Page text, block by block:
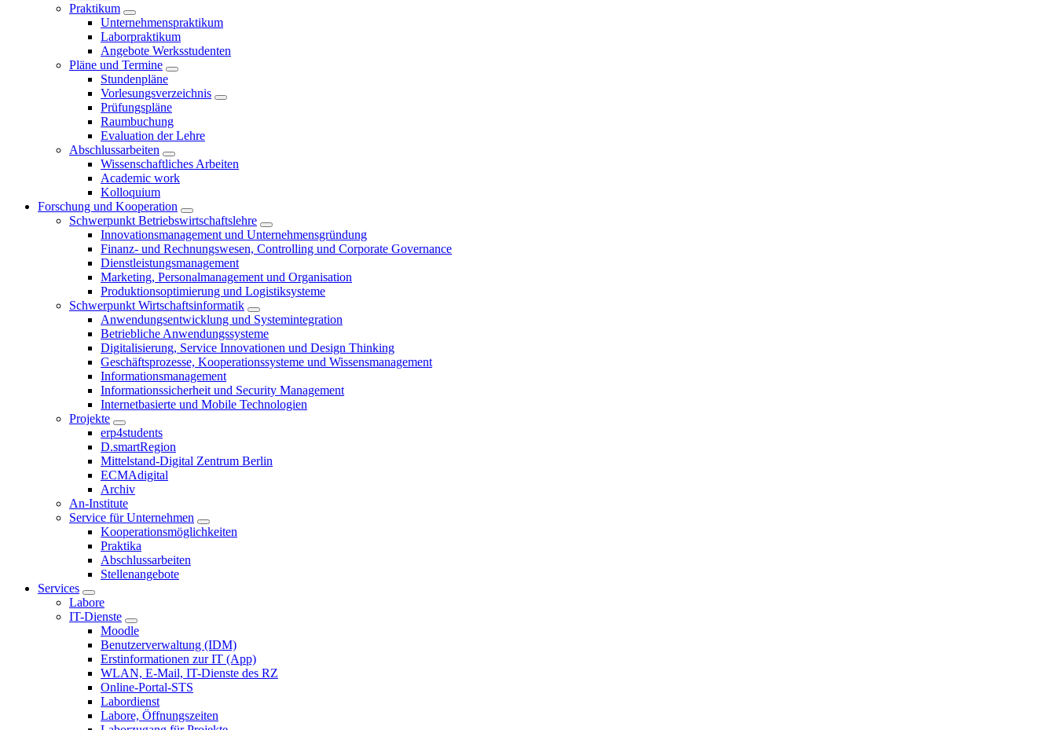
Praktikum
Unternehmenspraktikum
Laborpraktikum
Angebote Werksstudenten
Pläne und Termine
Stundenpläne
Vorlesungsverzeichnis
Prüfungspläne
Raumbuchung
Evaluation der Lehre
Abschlussarbeiten
Wissenschaftliches Arbeiten
Academic work
Kolloquium
Forschung und Kooperation
Schwerpunkt Betriebswirtschaftslehre
Innovationsmanagement und Unternehmensgründung
Finanz- und Rechnungswesen, Controlling und Corporate Governance
Dienstleistungsmanagement
Marketing, Personalmanagement und Organisation
Produktionsoptimierung und Logistiksysteme
Schwerpunkt Wirtschaftsinformatik
Anwendungsentwicklung und Systemintegration
Betriebliche Anwendungssysteme
Digitalisierung, Service Innovationen und Design Thinking
Geschäftsprozesse, Kooperationssysteme und Wissensmanagement
Informationsmanagement
Informationssicherheit und Security Management
Internetbasierte und Mobile Technologien
Projekte
erp4students
D.smartRegion
Mittelstand-Digital Zentrum Berlin
ECMAdigital
Archiv
An-Institute
Service für Unternehmen
Kooperationsmöglichkeiten
Praktika
Abschlussarbeiten
Stellenangebote
Services
Labore
IT-Dienste
Moodle
Benutzerverwaltung (IDM)
Erstinformationen zur IT (App)
WLAN, E-Mail, IT-Dienste des RZ
Online-Portal-STS
Labordienst
Labore, Öffnungszeiten